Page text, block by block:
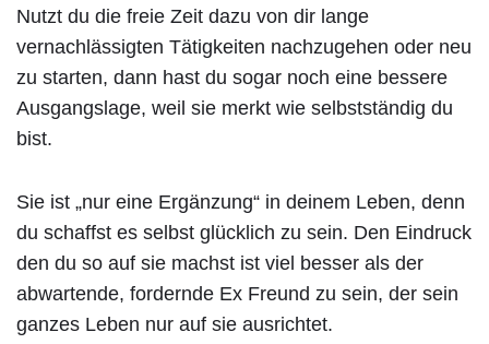
Nutzt du die freie Zeit dazu von dir lange
vernachlässigten Tätigkeiten nachzugehen oder neu
zu starten, dann hast du sogar noch eine bessere
Ausgangslage, weil sie merkt wie selbstständig du
bist.
Sie ist „nur eine Ergänzung“ in deinem Leben, denn
du schaffst es selbst glücklich zu sein. Den Eindruck
den du so auf sie machst ist viel besser als der
abwartende, fordernde Ex Freund zu sein, der sein
ganzes Leben nur auf sie ausrichtet.